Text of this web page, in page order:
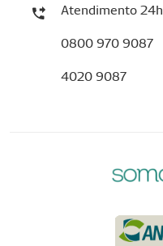
Atendimento 24h
0800 970 9087
4020 9087